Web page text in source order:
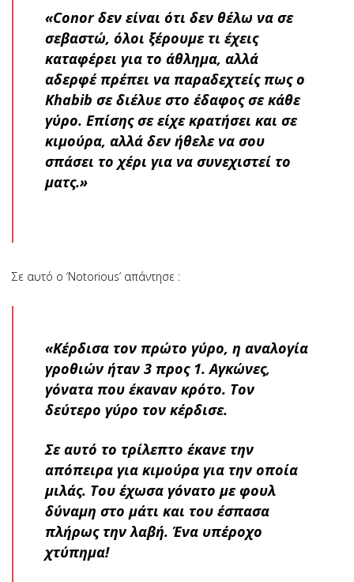
«Conor δεν είναι ότι δεν θέλω να σε
σεβαστώ, όλοι ξέρουμε τι έχεις
καταφέρει για το άθλημα, αλλά
αδερφέ πρέπει να παραδεχτείς πως o
Khabib σε διέλυε στο έδαφος σε κάθε
γύρο. Επίσης σε είχε κρατήσει και σε
κιμούρα, αλλά δεν ήθελε να σου
σπάσει το χέρι για να συνεχιστεί το
ματς.»
Σε αυτό ο ‘Notorious’ απάντησε :
«Κέρδισα τον πρώτο γύρο, η αναλογία
γροθιών ήταν 3 προς 1. Αγκώνες,
γόνατα που έκαναν κρότο. Τον
δεύτερο γύρο τον κέρδισε.
Σε αυτό το τρίλεπτο έκανε την
απόπειρα για κιμούρα για την οποία
μιλάς. Του έχωσα γόνατο με φουλ
δύναμη στο μάτι και του έσπασα
πλήρως την λαβή. Ένα υπέροχο
χτύπημα!